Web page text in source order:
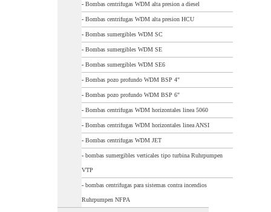
- Bombas centrifugas WDM alta presion a diesel
- Bombas centrifugas WDM alta presion HCU
- Bombas sumergibles WDM SC
- Bombas sumergibles WDM SE
- Bombas sumergibles WDM SE6
- Bombas pozo profundo WDM BSP 4"
- Bombas pozo profundo WDM BSP 6"
- Bombas centrifugas WDM horizontales linea 5060
- Bombas centrifugas WDM horizontales linea ANSI
- Bombas centrifugas WDM JET
- bombas sumergibles verticales tipo turbina Ruhrpumpen
VTP
- bombas centrifugas para sistemas contra incendios
Ruhrpumpen NFPA